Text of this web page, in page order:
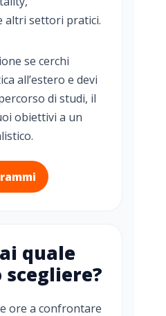
altri settori pratici.
se cerchi
all’estero e devi
di studi, il
obiettivi a un
quale
scegliere?
ore a confrontare